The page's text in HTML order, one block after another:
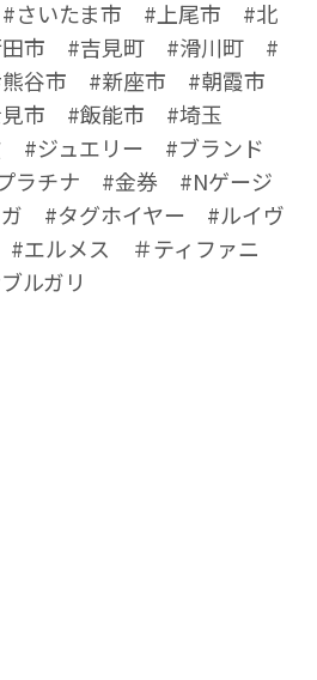
さいたま市 #上尾市 #北
市 #吉見町 #滑川町 #
谷市 #新座市 #朝霞市
市 #飯能市 #埼玉
#ジュエリー #ブランド
ラチナ #金券 #Nゲージ
#タグホイヤー #ルイヴ
エルメス ＃ティファニ
ルガリ